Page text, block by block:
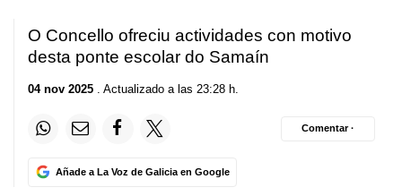
O Concello ofreciu actividades con motivo
desta ponte escolar do Samaín
04 nov 2025 . Actualizado a las 23:28 h.
Añade a La Voz de Galicia en Google
Comentar ·